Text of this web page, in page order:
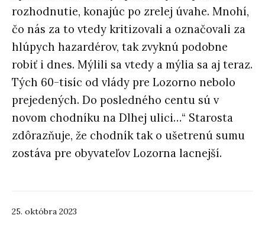
25. októbra 2023
rozhodnutie, konajúc po zrelej úvahe. Mnohí,
čo nás za to vtedy kritizovali a označovali za
hlúpych hazardérov, tak zvyknú podobne
robiť i dnes. Mýlili sa vtedy a mýlia sa aj teraz.
Tých 60-tisíc od vlády pre Lozorno nebolo
prejedených. Do posledného centu sú v
novom chodníku na Dlhej ulici…“ Starosta
zdôrazňuje, že chodník tak o ušetrenú sumu
zostáva pre obyvateľov Lozorna lacnejší.